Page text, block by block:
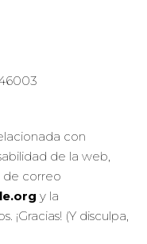
con
de la web,
de correo
y la
(Y disculpa,